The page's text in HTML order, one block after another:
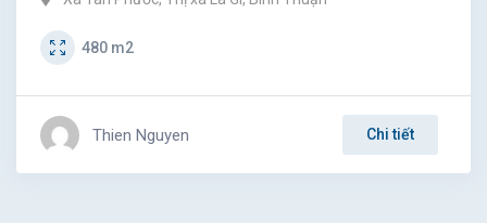
480 m2
Thien Nguyen Chi tiết